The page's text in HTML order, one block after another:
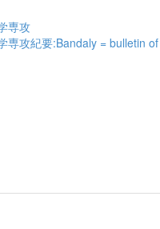
専攻
専攻紀要:Bandaly = bulletin